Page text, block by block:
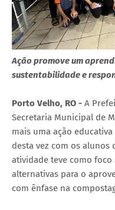
Ação promove um
sustentabilidade e
Porto Velho, RO - A
Secretaria Municipal de
mais uma ação
desta vez com os alunos
atividade teve como foco
alternativas para o
com ênfase na